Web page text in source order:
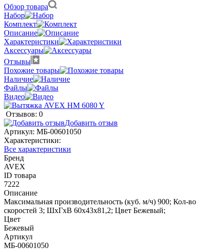
Обзор товара
Набор
Комплект
Описание
Характеристики
Аксессуары
Отзывы
Похожие товары
Наличие
Файлы
Видео
Отзывов: 0
Добавить отзыв
Артикул: МБ-00601050
Характеристики:
Все характеристики
Бренд
AVEX
ID товара
7222
Описание
Максимальная производительность (куб. м/ч) 900; Кол-во
скоростей 3; ШхГхВ 60х43х81,2; Цвет Бежевый;
Цвет
Бежевый
Артикул
МБ-00601050